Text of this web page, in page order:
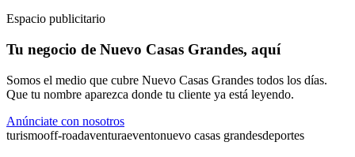
Espacio publicitario
Tu negocio de Nuevo Casas Grandes, aquí
Somos el medio que cubre Nuevo Casas Grandes todos los días.
Que tu nombre aparezca donde tu cliente ya está leyendo.
Anúnciate con nosotros
turismooff-roadaventuraeventonuevo casas grandesdeportes